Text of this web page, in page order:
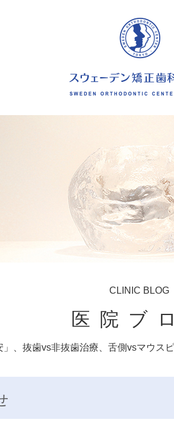
CLINIC BLOG
医院ブ
、抜歯vs非抜歯治療、舌側vsマウス